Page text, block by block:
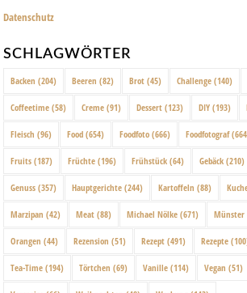
Datenschutz
SCHLAGWÖRTER
Backen (204) Beeren (82) Brot (45) Challenge (140)
Coffeetime (58) Creme (91) Dessert (123) DIY (193)
Fleisch (96) Food (654) Foodfoto (666) Foodfotograf
Fruits (187) Früchte (196) Frühstück (64) Gebäck (210)
Genuss (357) Hauptgerichte (244) Kartoffeln (88)
Marzipan (42) Meat (88) Michael Nölke (671) Münster
Orangen (44) Rezension (51) Rezept (491) Rezepte
Tea-Time (194) Törtchen (69) Vanille (114) Vegan (51)